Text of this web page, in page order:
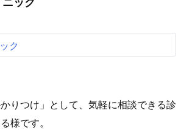
りつけ」として、気軽に相談できる診
様です。